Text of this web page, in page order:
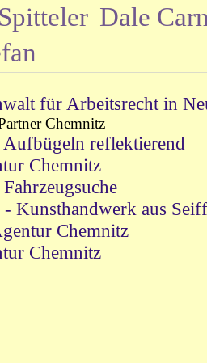
Dale
für Arbeitsrecht in
Chemnitz
reflektierend
Chemnitz
Kunsthandwerk aus
Chemnitz
Chemnitz